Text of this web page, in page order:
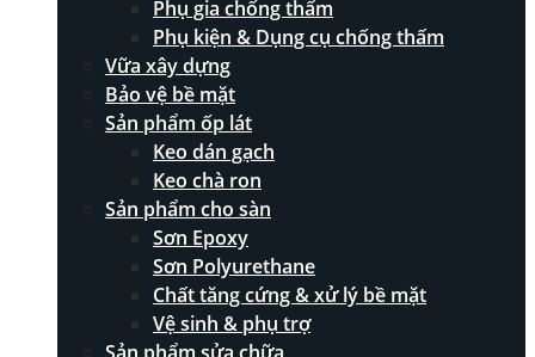
Phụ gia chống thấm
Phụ kiện & Dụng cụ chống thấm
Vữa xây dựng
Bảo vệ bề mặt
Sản phẩm ốp lát
Keo dán gạch
Keo chà ron
Sản phẩm cho sàn
Sơn Epoxy
Sơn Polyurethane
Chất tăng cứng & xử lý bề mặt
Vệ sinh & phụ trợ